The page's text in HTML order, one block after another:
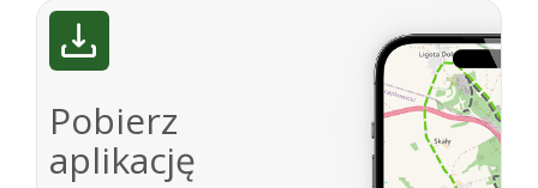
Pobierz
aplikację